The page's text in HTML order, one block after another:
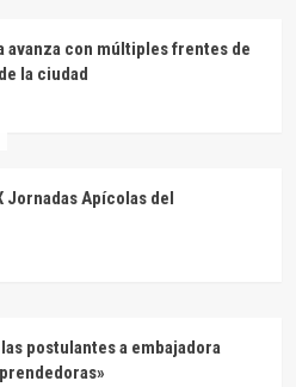
avanza con múltiples frentes de
la ciudad
Jornadas Apícolas del
postulantes a embajadora